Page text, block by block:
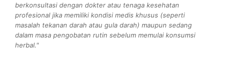
berkonsultasi dengan dokter atau tenaga kesehatan
profesional jika memiliki kondisi medis khusus (seperti
masalah tekanan darah atau gula darah) maupun sedang
dalam masa pengobatan rutin sebelum memulai konsumsi
herbal."